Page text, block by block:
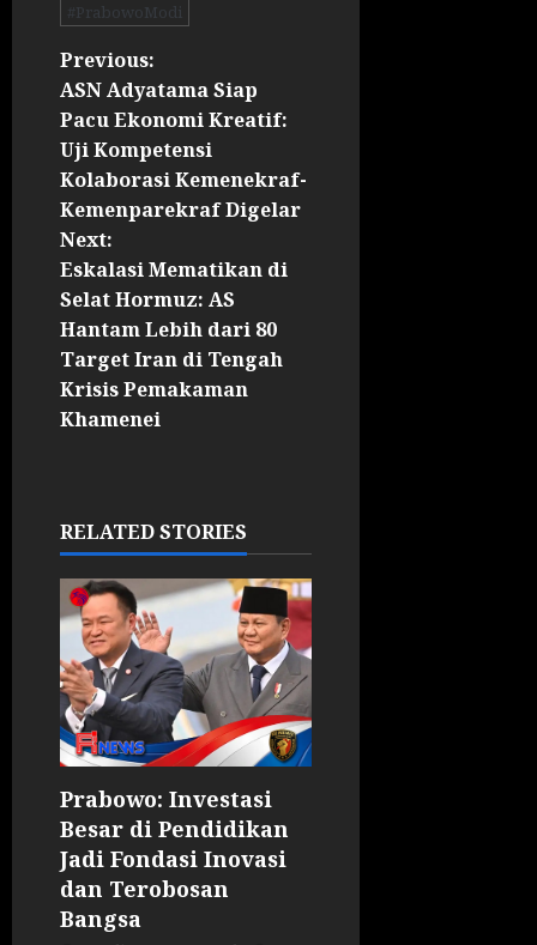
#PrabowoModi
Previous:
ASN Adyatama Siap
Pacu Ekonomi Kreatif:
Uji Kompetensi
Kolaborasi Kemenekraf-
Kemenparekraf Digelar
Next:
Eskalasi Mematikan di
Selat Hormuz: AS
Hantam Lebih dari 80
Target Iran di Tengah
Krisis Pemakaman
Khamenei
RELATED STORIES
Prabowo: Investasi
Besar di Pendidikan
Jadi Fondasi Inovasi
dan Terobosan
Bangsa